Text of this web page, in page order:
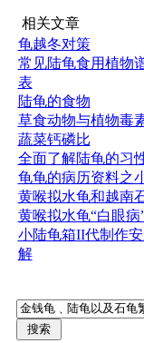
相关文章
龟越冬对策
常见陆龟食用植物
表
陆龟的食物
草食动物与植物毒
蔬菜钙磷比
全面了解陆龟的习
龟龟的病历资料之
黄喉拟水龟和越南
黄喉拟水龟“白眼病
小陆龟箱II代制作
解